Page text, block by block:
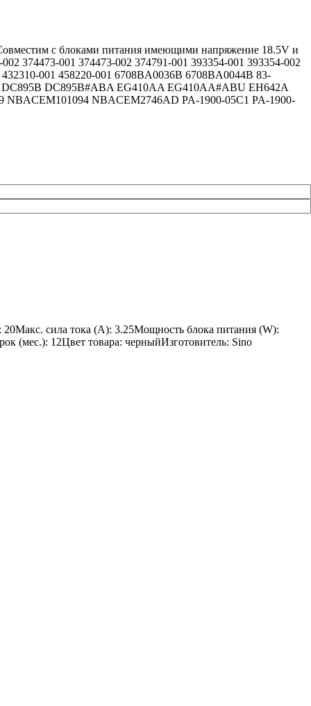
с блоками питания имеющими напряжение 18.5V и
374473-001 374473-002 374791-001 393354-001 393354-002
001 458220-001 6708BA0036B 6708BA0044B 83-
DC895B#ABA EG410AA EG410AA#ABU EH642A
NBACEM2746AD PA-1900-05C1 PA-1900-
сила тока (A): 3.25Мощность блока питания (W):
(мес.): 12Цвет товара: черныйИзготовитель: Sino